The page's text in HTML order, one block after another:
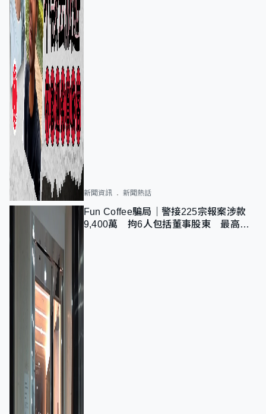
新聞資訊 新聞熱話
Fun Coffee騙局｜警接225宗報案涉款
9,400萬 拘6人包括董事股東 最高金